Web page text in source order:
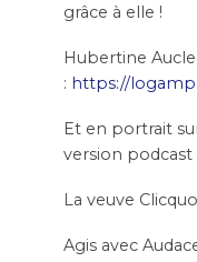
grâce à elle !
Hubertine
: https://
Et en portrait
version podcast
La veuve
Agis avec